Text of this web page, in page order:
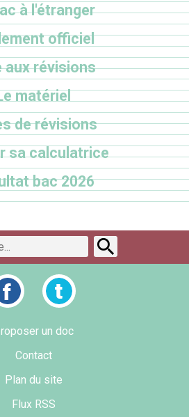
à l'étranger
officiel
aux révisions
matériel
de révisions
sa calculatrice
bac 2026
un doc
Contact
Plan du site
Flux RSS